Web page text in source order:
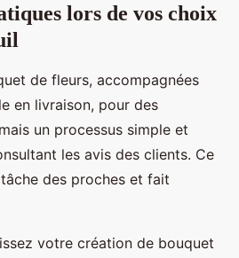
lors de vos choix
de fleurs, accompagnées
en livraison, pour des
un processus simple et
les avis des clients. Ce
des proches et fait
votre création de bouquet